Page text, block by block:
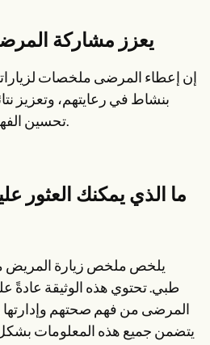
يعزز مشاركة
إن إعطاء المرضى ملخصات
بنشاط في رعايتهم، وتعزيز
تحسين الفهم والالتزام بخطط العلاج.
ما الذي يمكنك العثور
يلخص ملخص زيارة المريض
طبي. تحتوي هذه الوثيقة عادةً
المرضى من فهم صحتهم وإدارتها